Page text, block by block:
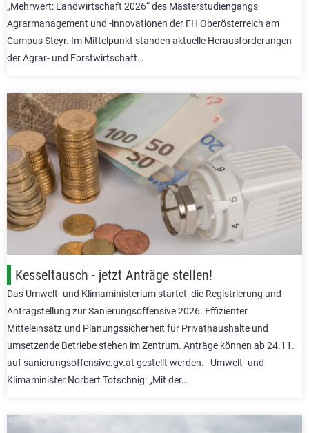
„Mehrwert: Landwirtschaft 2026“ des Masterstudiengangs
Agrarmanagement und -innovationen der FH Oberösterreich am
Campus Steyr. Im Mittelpunkt standen aktuelle Herausforderungen
der Agrar- und Forstwirtschaft…
Kesseltausch - jetzt Anträge stellen!
Das Umwelt- und Klimaministerium startet die Registrierung und
Antragstellung zur Sanierungsoffensive 2026. Effizienter
Mitteleinsatz und Planungssicherheit für Privathaushalte und
umsetzende Betriebe stehen im Zentrum. Anträge können ab 24.11.
auf sanierungsoffensive.gv.at gestellt werden. Umwelt- und
Klimaminister Norbert Totschnig: „Mit der…